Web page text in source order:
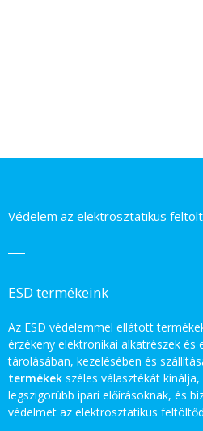
Védelem az elektrosztatikus
ESD termékeink
Az ESD védelemmel ellátott
érzékeny elektronikai alkatrészek és
tárolásában, kezelésében és
termékek széles választékát
legszigorúbb ipari előírásoknak, és
védelmet az elektrosztatikus